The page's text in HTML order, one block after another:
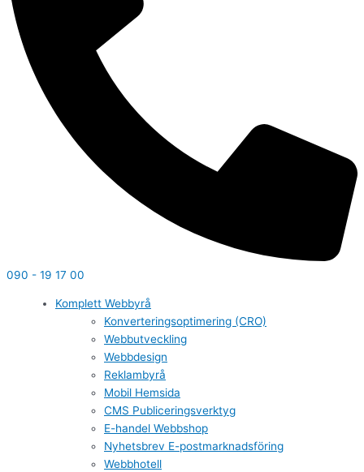
090 - 19 17 00
Komplett Webbyrå
Konverteringsoptimering (CRO)
Webbutveckling
Webbdesign
Reklambyrå
Mobil Hemsida
CMS Publiceringsverktyg
E-handel Webbshop
Nyhetsbrev E-postmarknadsföring
Webbhotell